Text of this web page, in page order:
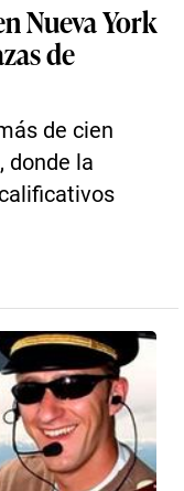
Nueva York
de
de cien
donde la